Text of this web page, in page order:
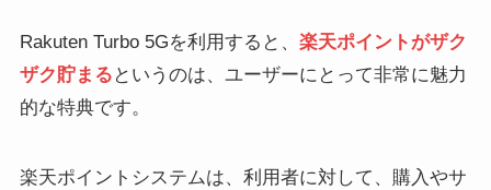
Rakuten Turbo 5Gを利用すると、 楽天ポイントがザク
ザク貯まる というのは、ユーザーにとって非常に魅力
的な特典です。
楽天ポイントシステムは、利用者に対して、購入やサ